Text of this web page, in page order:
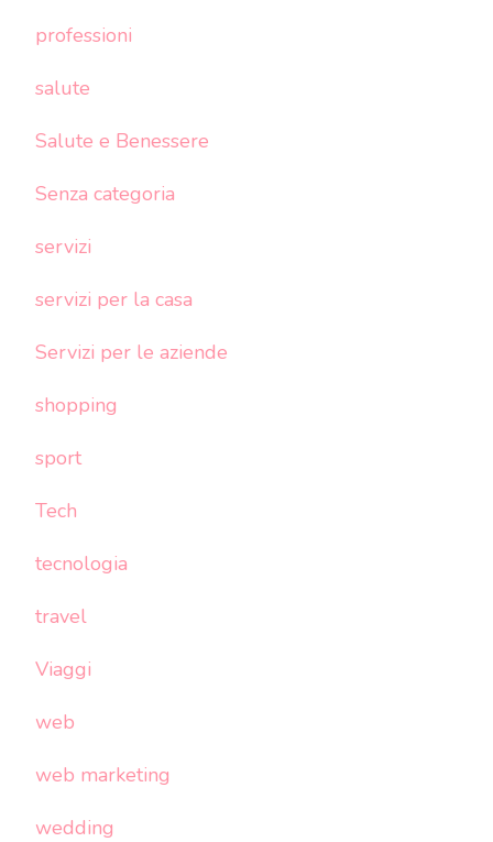
professioni
salute
Salute e Benessere
Senza categoria
servizi
servizi per la casa
Servizi per le aziende
shopping
sport
Tech
tecnologia
travel
Viaggi
web
web marketing
wedding